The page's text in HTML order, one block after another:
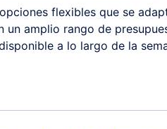
flexibles que se
amplio rango de
a lo largo de la